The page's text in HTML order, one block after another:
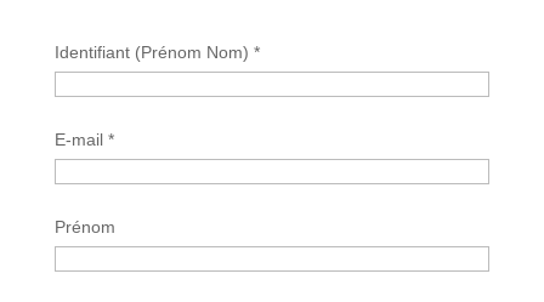
Identifiant (Prénom Nom) *
E-mail *
Prénom